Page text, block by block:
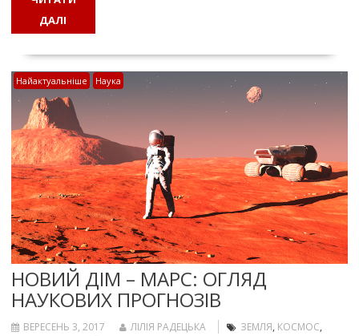
ДАЛІ
Найактуальніше Наука
НОВИЙ ДІМ – МАРС: ОГЛЯД
НАУКОВИХ ПРОГНОЗІВ
ВЕРЕСЕНЬ 3, 2017 ЛІЛІЯ РАДЕЦЬКА ЗЕМЛЯ, КОСМОС,